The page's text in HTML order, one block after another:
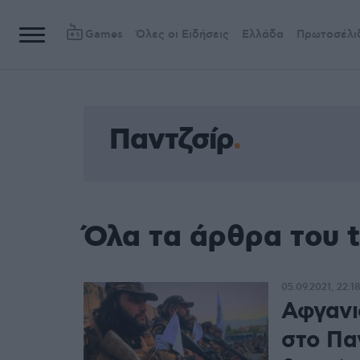
Games Όλες οι Ειδήσεις Ελλάδα
Παντζσίρ
Όλα τα άρθρα του
στο
05.09.2021, 22:18